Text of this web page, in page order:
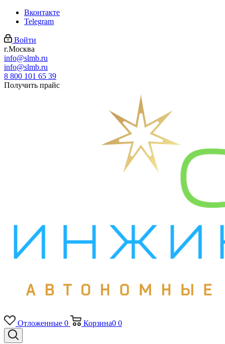
Вконтакте
Telegram
Войти
г.Москва
info@slmb.ru
info@slmb.ru
8 800 101 65 39
Получить прайс
Отложенные 0 Корзина0 0